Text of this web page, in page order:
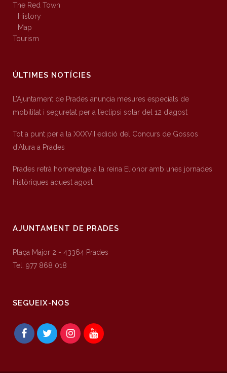
The Red Town
History
Map
Tourism
ÚLTIMES NOTÍCIES
L’Ajuntament de Prades anuncia mesures especials de
mobilitat i seguretat per a l’eclipsi solar del 12 d’agost
Tot a punt per a la XXXVII edició del Concurs de Gossos
d’Atura a Prades
Prades retrà homenatge a la reina Elionor amb unes jornades
històriques aquest agost
AJUNTAMENT DE PRADES
Plaça Major 2 - 43364 Prades
Tel. 977 868 018
SEGUEIX-NOS